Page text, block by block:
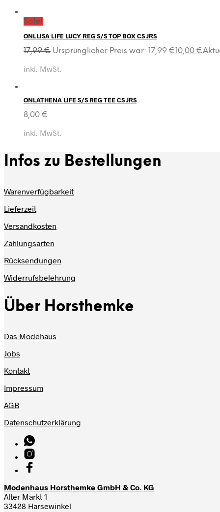
Sale!
ONLLISA LIFE LUCY REG S/S TOP BOX CS JRS
17,99€ Ursprünglicher Preis war: 17,99 €10,00 €
inkl. MwSt.
ONLATHENA LIFE S/S REG TEE CS JRS
8,00 €
inkl. MwSt.
Infos zu Bestellungen
Warenverfügbarkeit
Lieferzeit
Versandkosten
Zahlungsarten
Rücksendungen
Widerrufsbelehrung
Über Horsthemke
Das Modehaus
Jobs
Kontakt
Impressum
AGB
Datenschutzerklärung
Modenhaus Horsthemke GmbH & Co. KG
Alter Markt 1
33428 Harsewinkel